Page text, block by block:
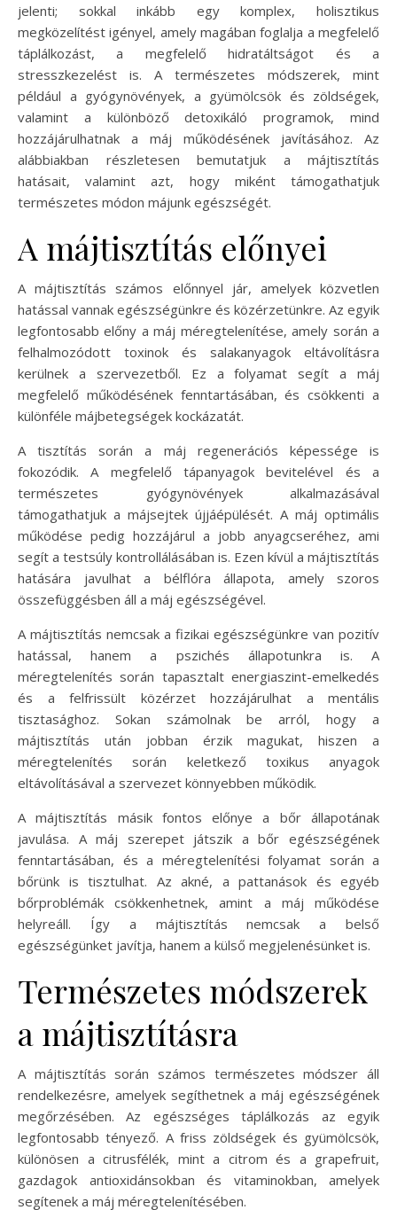
jelenti; sokkal inkább egy komplex, holisztikus
megközelítést igényel, amely magában foglalja a megfelelő
táplálkozást, a megfelelő hidratáltságot és a
stresszkezelést is. A természetes módszerek, mint
például a gyógynövények, a gyümölcsök és zöldségek,
valamint a különböző detoxikáló programok, mind
hozzájárulhatnak a máj működésének javításához. Az
alábbiakban részletesen bemutatjuk a májtisztítás
hatásait, valamint azt, hogy miként támogathatjuk
természetes módon májunk egészségét.
A májtisztítás előnyei
A májtisztítás számos előnnyel jár, amelyek közvetlen
hatással vannak egészségünkre és közérzetünkre. Az egyik
legfontosabb előny a máj méregtelenítése, amely során a
felhalmozódott toxinok és salakanyagok eltávolításra
kerülnek a szervezetből. Ez a folyamat segít a máj
megfelelő működésének fenntartásában, és csökkenti a
különféle májbetegségek kockázatát.
A tisztítás során a máj regenerációs képessége is
fokozódik. A megfelelő tápanyagok bevitelével és a
természetes gyógynövények alkalmazásával
támogathatjuk a májsejtek újjáépülését. A máj optimális
működése pedig hozzájárul a jobb anyagcseréhez, ami
segít a testsúly kontrollálásában is. Ezen kívül a májtisztítás
hatására javulhat a bélflóra állapota, amely szoros
összefüggésben áll a máj egészségével.
A májtisztítás nemcsak a fizikai egészségünkre van pozitív
hatással, hanem a pszichés állapotunkra is. A
méregtelenítés során tapasztalt energiaszint-emelkedés
és a felfrissült közérzet hozzájárulhat a mentális
tisztasághoz. Sokan számolnak be arról, hogy a
májtisztítás után jobban érzik magukat, hiszen a
méregtelenítés során keletkező toxikus anyagok
eltávolításával a szervezet könnyebben működik.
A májtisztítás másik fontos előnye a bőr állapotának
javulása. A máj szerepet játszik a bőr egészségének
fenntartásában, és a méregtelenítési folyamat során a
bőrünk is tisztulhat. Az akné, a pattanások és egyéb
bőrproblémák csökkenhetnek, amint a máj működése
helyreáll. Így a májtisztítás nemcsak a belső
egészségünket javítja, hanem a külső megjelenésünket is.
Természetes módszerek
a májtisztításra
A májtisztítás során számos természetes módszer áll
rendelkezésre, amelyek segíthetnek a máj egészségének
megőrzésében. Az egészséges táplálkozás az egyik
legfontosabb tényező. A friss zöldségek és gyümölcsök,
különösen a citrusfélék, mint a citrom és a grapefruit,
gazdagok antioxidánsokban és vitaminokban, amelyek
segítenek a máj méregtelenítésében.